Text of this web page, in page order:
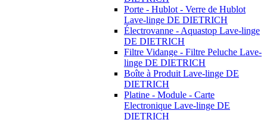
Porte - Hublot - Verre de Hublot
Lave-linge DE DIETRICH
Électrovanne - Aquastop Lave-linge
DE DIETRICH
Filtre Vidange - Filtre Peluche Lave-
linge DE DIETRICH
Boîte à Produit Lave-linge DE
DIETRICH
Platine - Module - Carte
Electronique Lave-linge DE
DIETRICH